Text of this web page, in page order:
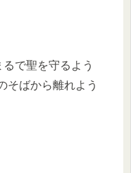
るで聖を守るよう
そばから離れよう